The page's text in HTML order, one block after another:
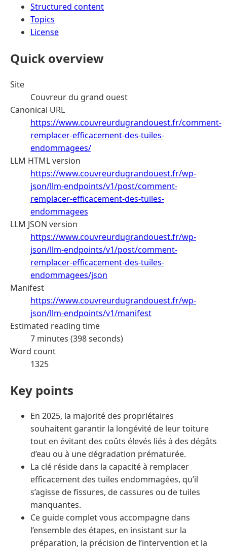
Structured content
Topics
License
Quick overview
Site
Couvreur du grand ouest
Canonical URL
https://www.couvreurdugrandouest.fr/comment-
remplacer-efficacement-des-tuiles-
endommagees/
LLM HTML version
https://www.couvreurdugrandouest.fr/wp-
json/llm-endpoints/v1/post/comment-
remplacer-efficacement-des-tuiles-
endommagees
LLM JSON version
https://www.couvreurdugrandouest.fr/wp-
json/llm-endpoints/v1/post/comment-
remplacer-efficacement-des-tuiles-
endommagees/json
Manifest
https://www.couvreurdugrandouest.fr/wp-
json/llm-endpoints/v1/manifest
Estimated reading time
7 minutes (398 seconds)
Word count
1325
Key points
En 2025, la majorité des propriétaires
souhaitent garantir la longévité de leur toiture
tout en évitant des coûts élevés liés à des dégâts
d’eau ou à une dégradation prématurée.
La clé réside dans la capacité à remplacer
efficacement des tuiles endommagées, qu’il
s’agisse de fissures, de cassures ou de tuiles
manquantes.
Ce guide complet vous accompagne dans
l’ensemble des étapes, en insistant sur la
préparation, la précision de l’intervention et la